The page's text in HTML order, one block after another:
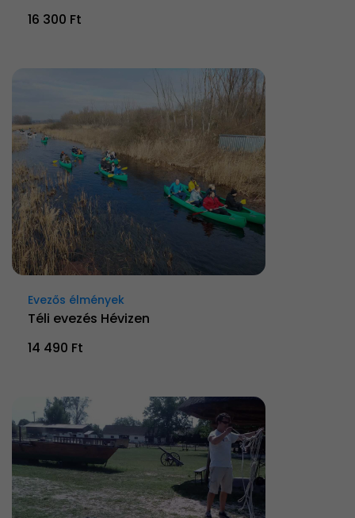
16 300 Ft
Evezős élmények
Téli evezés Hévizen
14 490 Ft